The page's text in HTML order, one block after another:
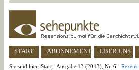
START ABONNEMENT ÜBER UNS
Sie sind hier: Start - Ausgabe 13 (2013), Nr. 6 -